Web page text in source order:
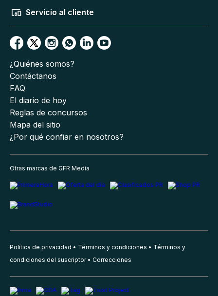
Servicio al cliente
¿Quiénes somos?
Contáctanos
FAQ
El diario de hoy
Reglas de concursos
Mapa del sitio
¿Por qué confiar en nosotros?
Otras marcas de GFR Media
Política de privacidad Términos y condiciones
Términos y
condiciones del suscriptor
Correcciones